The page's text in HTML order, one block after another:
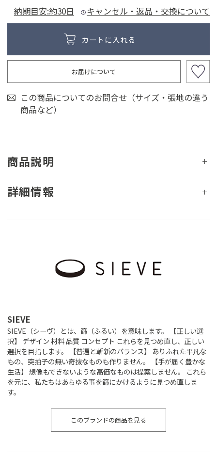
納期目安:約30日 キャンセル・返品・交換について
お届けについて
この商品についてのお問合せ（サイズ・張地の違う
商品など）
商品説明
詳細情報
SIEVE
SIEVE（シーヴ）とは、篩（ふるい）を意味します。 【正しい選
択】 デザイン 材料 品質 コンセプト これらを見つめ直し、正しい
選択を目指します。 【普遍と斬新のバランス】 ありふれた平凡な
もの、突拍子の無い奇抜なものも作りません。 【手が届く豊かな
生活】 想像もできないような高価なものは提案しません。 これら
を元に、私たちはあらゆる事を篩にかけるように見つめ直しま
す。
このブランドの商品を見る